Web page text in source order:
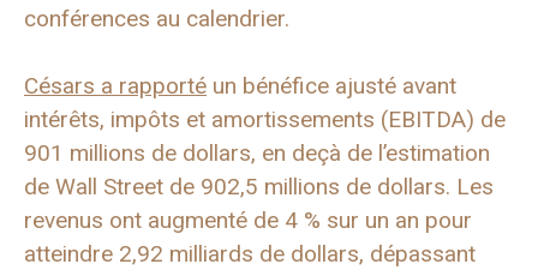
conférences au calendrier.
Césars a rapporté un bénéfice ajusté avant
intérêts, impôts et amortissements (EBITDA) de
901 millions de dollars, en deçà de l’estimation
de Wall Street de 902,5 millions de dollars. Les
revenus ont augmenté de 4 % sur un an pour
atteindre 2,92 milliards de dollars, dépassant